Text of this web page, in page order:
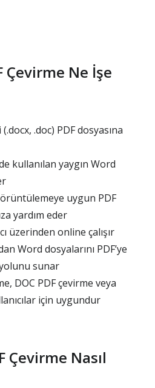
Çevirme Ne İşe
.doc) PDF dosyasına
kullanılan yaygın Word
uygun PDF
yardım eder
üzerinden online çalışır
Word dosyalarını PDF’ye
sunar
DOC PDF çevirme veya
için uygundur
Çevirme Nasıl